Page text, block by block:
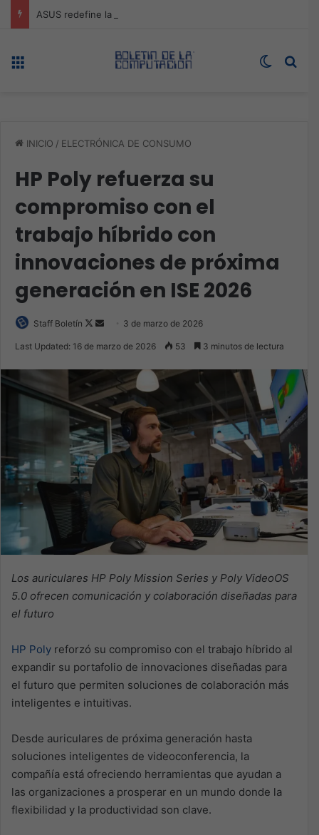
Switch
INICIO / ELECTRÓNICA DE CONSUMO
HP Poly refuerza su
compromiso con el
trabajo híbrido con
innovaciones de próxima
generación en ISE 2026
Staff Boletín
Follow
Send 3 de marzo de 2026
Last Updated: 16 de marzo de 2026 53 3 minutos de lectura
Los auriculares HP Poly Mission Series y Poly VideoOS
5.0 ofrecen comunicación y colaboración diseñadas para
el futuro
HP Poly reforzó su compromiso con el trabajo híbrido al
expandir su portafolio de innovaciones diseñadas para
el futuro que permiten soluciones de colaboración más
inteligentes e intuitivas.
Desde auriculares de próxima generación hasta
soluciones inteligentes de videoconferencia, la
compañía está ofreciendo herramientas que ayudan a
las organizaciones a prosperar en un mundo donde la
flexibilidad y la productividad son clave.